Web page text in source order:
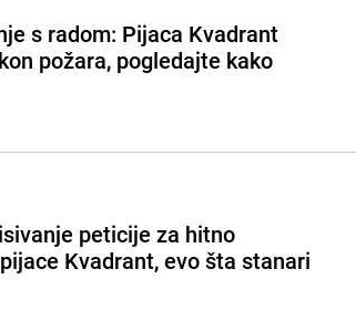
s radom: Pijaca Kvadrant
požara, pogledajte kako
peticije za hitno
Kvadrant, evo šta stanari